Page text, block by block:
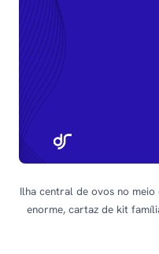
Ilha central de ovos no
enorme, cartaz de kit